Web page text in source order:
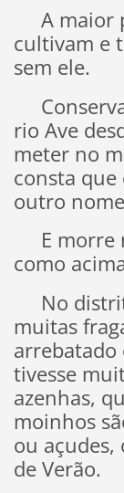
A maior
cultivam e
sem ele.
rio Ave
meter no
consta
outro
E morre
como
No
muitas
arrebatado
tivesse
azenhas,
moinhos
ou açudes,
de Verão.